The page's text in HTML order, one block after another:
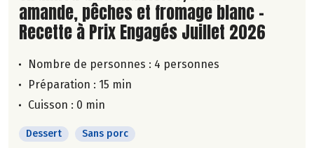
amande, pêches et fromage blanc -
Recette à Prix Engagés Juillet 2026
Nombre de personnes : 4 personnes
Préparation : 15 min
Cuisson : 0 min
Dessert Sans porc